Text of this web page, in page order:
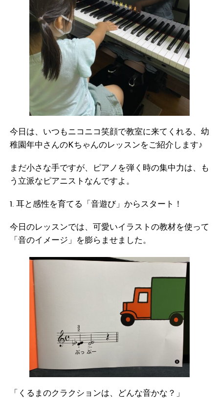
今日は、いつもニコニコ笑顔で教室に来てくれる、幼
稚園年中さんのKちゃんのレッスンをご紹介します♪
まだ小さな手ですが、ピアノを弾く時の集中力は、も
う立派なピアニストなんですよ。
1. 耳と感性を育てる「音遊び」からスタート！
今日のレッスンでは、可愛いイラストの教材を使って
「音のイメージ」を膨らませました。
「くるまのクラクションは、どんな音かな？」